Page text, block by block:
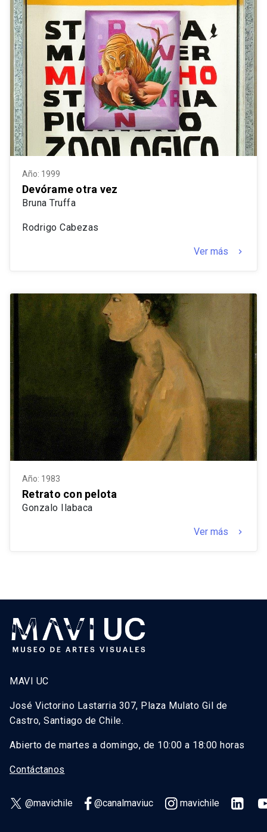
Año: 1999
Devórame otra vez
Bruna Truffa
Rodrigo Cabezas
Ver más keyboard_arrow_right
Año: 1983
Retrato con pelota
Gonzalo Ilabaca
Ver más keyboard_arrow_right
MAVI UC
José Victorino Lastarria 307, Plaza Mulato Gil de
Castro, Santiago de Chile.
Abierto de martes a domingo, de 10:00 a 18:00 horas
Contáctanos
@mavichile @canalmaviuc mavichile